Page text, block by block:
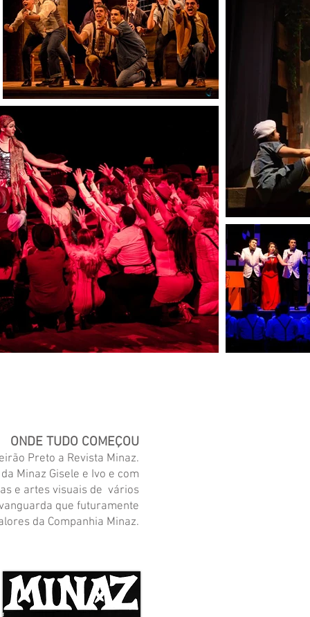
ONDE TUDO COMEÇOU
Preto a Revista Minaz.
Minaz Gisele e Ivo e com
e artes visuais de vários
que futuramente
da Companhia Minaz.